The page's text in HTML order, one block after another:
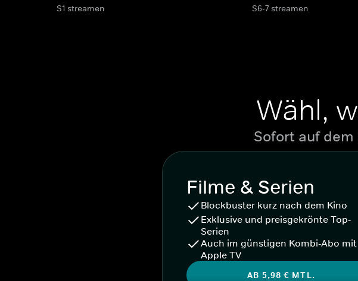
S1 streamen S6-7 streamen
Wähl,
Sofort auf
Filme & Serien
Blockbuster kurz nach dem Kino
Exklusive und preisgekrönte Top-
Serien
Auch im günstigen Kombi-Abo mit
Apple TV
AB 5,98 € MTL.